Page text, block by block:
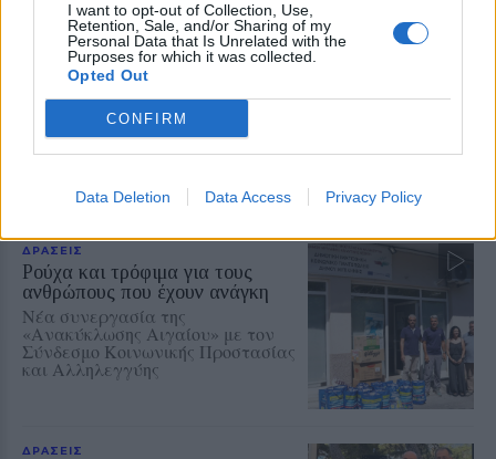
I want to opt-out of Collection, Use,
Retention, Sale, and/or Sharing of my
Personal Data that Is Unrelated with the
Purposes for which it was collected.
Opted Out
CONFIRM
Data Deletion Data Access Privacy Policy
ΔΡΑΣΕΙΣ
Κάλεσμα για συγκέντρωση υπέρ
της Παλαιστίνης από
ανειδίκευτους γιατρούς της
Λέσβου
Την Κυριακή 9 Αυγούστου, στις
7.30 το απόγευμα, έξω από το
κινητοποίηση
ΔΡΑΣΕΙΣ
Ρούχα και τρόφιμα για τους
ανθρώπους που έχουν ανάγκη
Νέα συνεργασία της
«Ανακύκλωσης Αιγαίου» με τον
Σύνδεσμο Κοινωνικής Προστασίας
και Αλληλεγγύης
ΔΡΑΣΕΙΣ